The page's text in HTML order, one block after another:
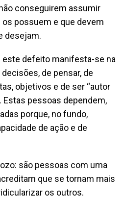
conseguirem assumir
possuem e que devem
desejam.
este defeito manifesta-se na
de pensar, de
objetivos e de ser “autor
Estas pessoas dependem,
porque, no fundo,
de ação e de
são pessoas com uma
que se tornam mais
os outros.